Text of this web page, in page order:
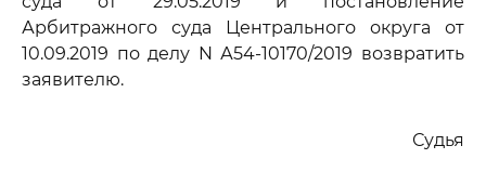
Арбитражного суда Центрального округа от
10.09.2019 по делу N А54-10170/2019 возвратить
заявителю.
Судья